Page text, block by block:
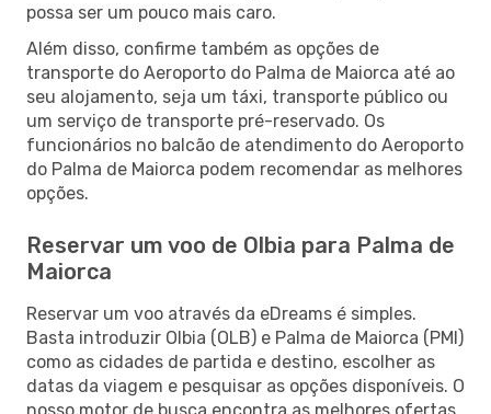
possa ser um pouco mais caro.
Além disso, confirme também as opções de
transporte do Aeroporto do Palma de Maiorca até ao
seu alojamento, seja um táxi, transporte público ou
um serviço de transporte pré-reservado. Os
funcionários no balcão de atendimento do Aeroporto
do Palma de Maiorca podem recomendar as melhores
opções.
Reservar um voo de Olbia para Palma de
Maiorca
Reservar um voo através da eDreams é simples.
Basta introduzir Olbia (OLB) e Palma de Maiorca (PMI)
como as cidades de partida e destino, escolher as
datas da viagem e pesquisar as opções disponíveis. O